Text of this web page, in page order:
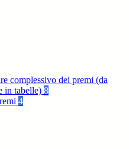
complessivo dei premi (da
in tabelle) 8
4